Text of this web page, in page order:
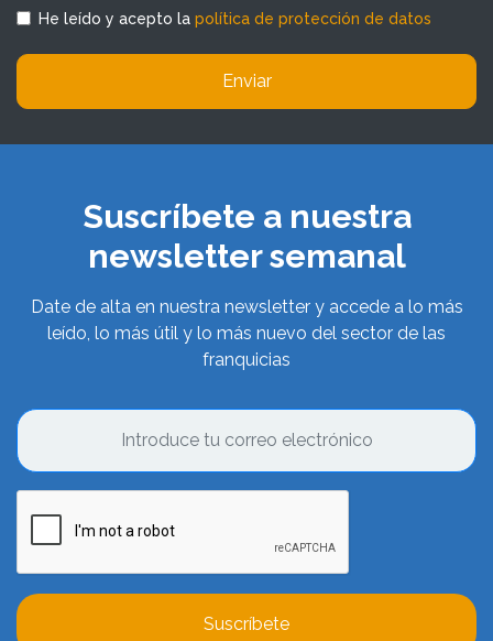
He leído y acepto la política de protección de datos
Enviar
Suscríbete a nuestra
newsletter semanal
Date de alta en nuestra newsletter y accede a lo más
leído, lo más útil y lo más nuevo del sector de las
franquicias
Suscríbete